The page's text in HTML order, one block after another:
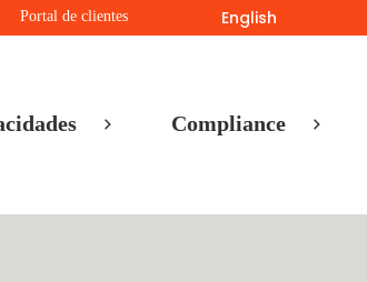
Portal de clientes English
Compliance